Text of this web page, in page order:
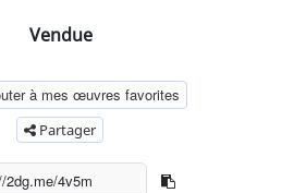
Vendue
à mes œuvres favorites
Partager